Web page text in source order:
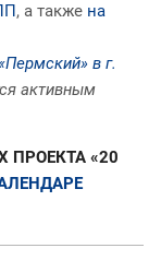
, а также на
в г.
активным
«20